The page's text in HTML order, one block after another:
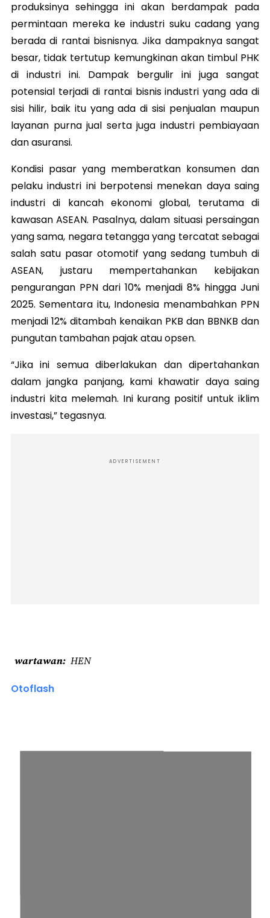
produksinya sehingga ini akan berdampak pada
permintaan mereka ke industri suku cadang yang
berada di rantai bisnisnya. Jika dampaknya sangat
besar, tidak tertutup kemungkinan akan timbul PHK
di industri ini. Dampak bergulir ini juga sangat
potensial terjadi di rantai bisnis industri yang ada di
sisi hilir, baik itu yang ada di sisi penjualan maupun
layanan purna jual serta juga industri pembiayaan
dan asuransi.
Kondisi pasar yang memberatkan konsumen dan
pelaku industri ini berpotensi menekan daya saing
industri di kancah ekonomi global, terutama di
kawasan ASEAN. Pasalnya, dalam situasi persaingan
yang sama, negara tetangga yang tercatat sebagai
salah satu pasar otomotif yang sedang tumbuh di
ASEAN, justaru mempertahankan kebijakan
pengurangan PPN dari 10% menjadi 8% hingga Juni
2025. Sementara itu, Indonesia menambahkan PPN
menjadi 12% ditambah kenaikan PKB dan BBNKB dan
pungutan tambahan pajak atau opsen.
“Jika ini semua diberlakukan dan dipertahankan
dalam jangka panjang, kami khawatir daya saing
industri kita melemah. Ini kurang positif untuk iklim
investasi,” tegasnya.
ADVERTISEMENT
wartawan HEN
Otoflash